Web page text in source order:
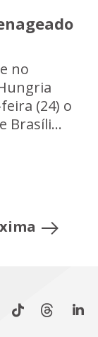
no
(24) o
Brasíli...